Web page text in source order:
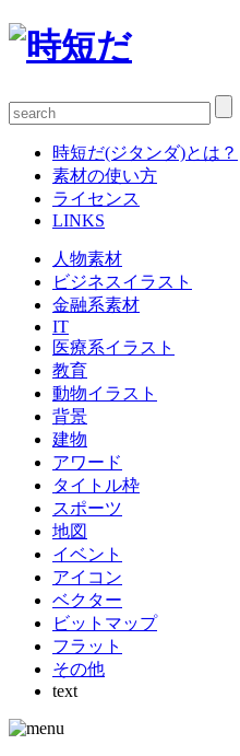
時短だ(ジタンダ)とは？
素材の使い方
ライセンス
LINKS
人物素材
ビジネスイラスト
金融系素材
IT
医療系イラスト
教育
動物イラスト
背景
建物
アワード
タイトル枠
スポーツ
地図
イベント
アイコン
ベクター
ビットマップ
フラット
その他
text